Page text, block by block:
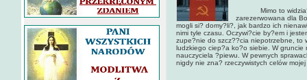
Mimo to
zarezerwowana dla
mogli si? domy?li?, jak bardzo ich
nimi tyle czasu. Oczywi?cie by?em i
zupe?nie do szcz??cia niepotrzebne, to
ludzkiego ciep?a ko?o siebie. W
nauczyciela ?piewu. W pewnych
nigdy nie zna? rzeczywistych celów